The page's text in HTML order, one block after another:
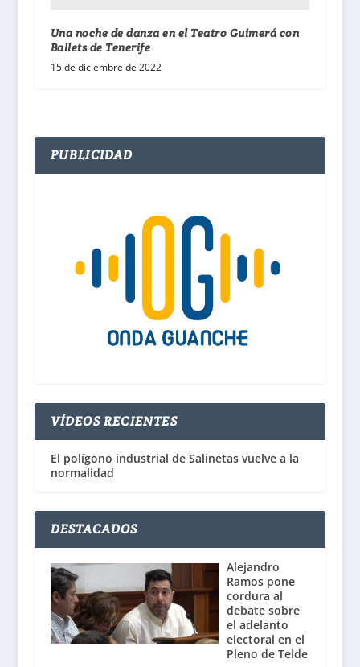
Una noche de danza en el Teatro Guimerá con
Ballets de Tenerife
15 de diciembre de 2022
PUBLICIDAD
VÍDEOS RECIENTES
El polígono industrial de Salinetas vuelve a la
normalidad
DESTACADOS
Alejandro
Ramos pone
cordura al
debate sobre
el adelanto
electoral en el
Pleno de Telde